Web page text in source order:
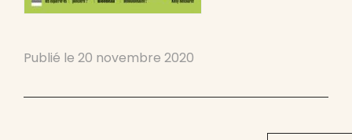
Publié le 20 novembre 2020